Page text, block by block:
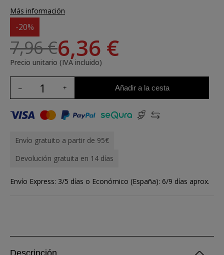
Más información
-20%
7,96 €6,36 €
Precio unitario (IVA incluido)
Añadir a la cesta
Envío gratuito a partir de 95€
Devolución gratuita en 14 días
Envío Express: 3/5 días o Económico (España): 6/9 días aprox.
Descripción